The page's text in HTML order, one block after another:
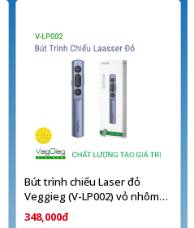
Bút trình chiếu Laser đỏ
Veggieg (V-LP002) vỏ nhôm
cao cấp
348,000đ